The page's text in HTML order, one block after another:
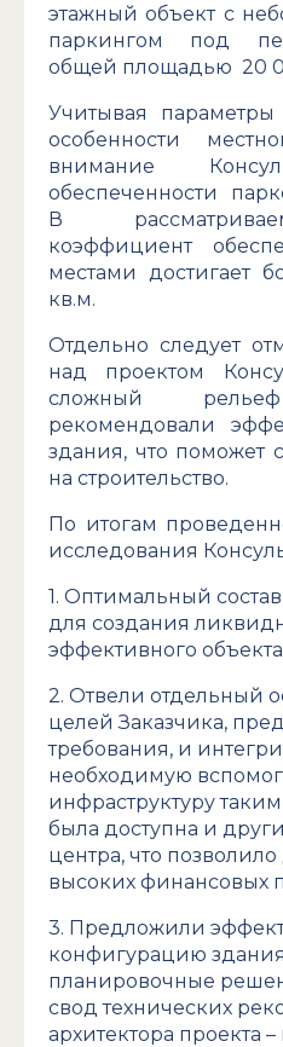
этажный объект с
паркингом под
общей площадью 20
Учитывая
особенности
внимание
обеспеченности
В
коэффициент
местами достигает
кв.м.
Отдельно следует
над проектом
сложный
рекомендовали
здания, что поможет
на строительство.
По итогам
исследования
1. Оптимальный
для создания
эффективного
2. Отвели отдельный
целей Заказчика,
требования, и
необходимую
инфраструктуру
была доступна и
центра, что
высоких финансовых
3. Предложили
конфигурацию
планировочные
свод технических
архитектора проекта –